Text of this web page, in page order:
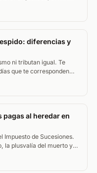
diferencias y
ni tributan igual. Te
que te corresponden
al heredar en
Impuesto de Sucesiones.
la plusvalía del muerto y